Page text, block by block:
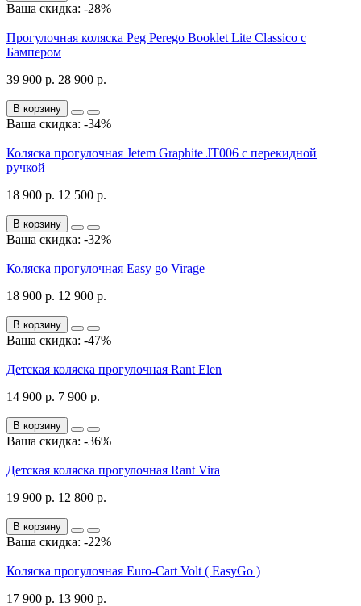
Ваша скидка: -28%
Прогулочная коляска Peg Perego Booklet Lite Classico с
Бампером
39 900 р. 28 900 р.
В корзину
Ваша скидка: -34%
Коляска прогулочная Jetem Graphite JT006 с перекидной
ручкой
18 900 р. 12 500 р.
В корзину
Ваша скидка: -32%
Коляска прогулочная Easy go Virage
18 900 р. 12 900 р.
В корзину
Ваша скидка: -47%
Детская коляска прогулочная Rant Elen
14 900 р. 7 900 р.
В корзину
Ваша скидка: -36%
Детская коляска прогулочная Rant Vira
19 900 р. 12 800 р.
В корзину
Ваша скидка: -22%
Коляска прогулочная Euro-Cart Volt ( EasyGo )
17 900 р. 13 900 р.